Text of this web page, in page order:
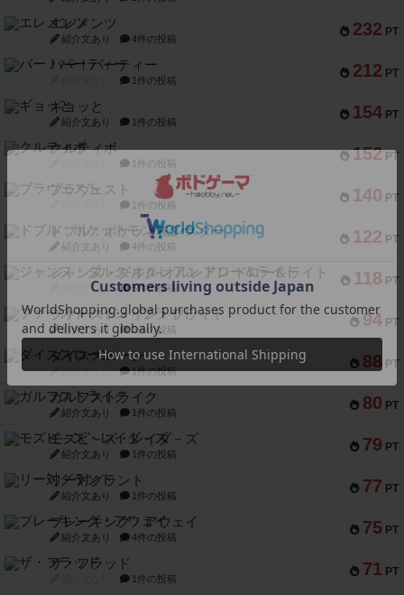
232 PT
エレメンツ
紹介文あり 4件の投稿
212 PT
バー！パーティー
1件の投稿
154 PT
ギョッと
紹介文あり 1件の投稿
152 PT
クルティボ
1件の投稿
140 PT
ブラヴェスト
1件の投稿
122 PT
ドブル：ポケットモンスター
紹介文あり 4件の投稿
118 PT
ジャンヌ・ダルク-オルレアン ドロー＆ライト
紹介文なし 5件の投稿
94 PT
ファースト・イン・フライト
紹介文あり 3件の投稿
88 PT
ダイススローン
紹介文なし 1件の投稿
80 PT
ガルフストライク
紹介文あり 1件の投稿
79 PT
モズビ－ズ・レイダ－ズ
紹介文あり 1件の投稿
77 PT
リー対グラント
紹介文あり 1件の投稿
75 PT
ブレーキング・アウェイ
紹介文あり 4件の投稿
71 PT
ザ・フラッド
1件の投稿